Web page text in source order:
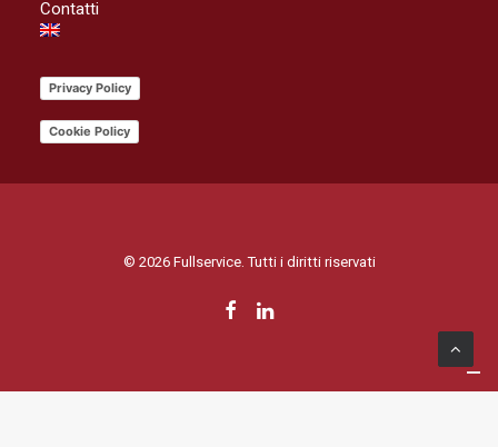
Contatti
Privacy Policy
Cookie Policy
© 2026 Fullservice. Tutti i diritti riservati